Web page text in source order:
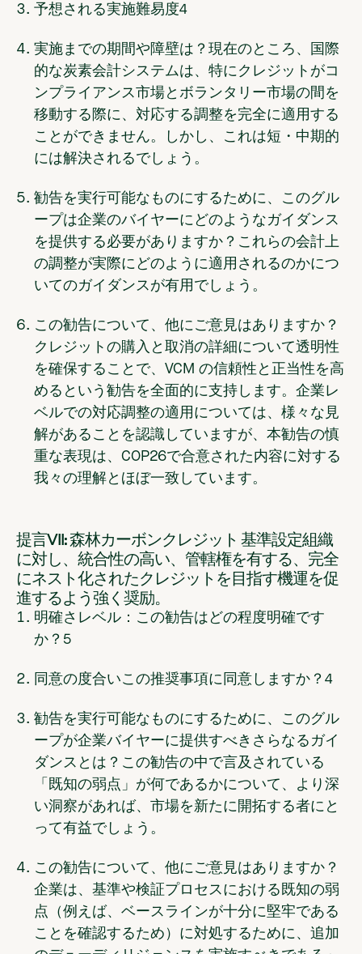
予想される実施難易度4
実施までの期間や障壁は ？現在のところ、国際
的な炭素会計システムは、特にクレジットがコ
ンプライアンス市場とボランタリー市場の間を
移動する際に、対応する調整を完全に適用する
ことができません。しかし、これは短・中期的
には解決されるでしょう。
勧告を実行可能なものにするために、このグル
ープは企業のバイヤーにどのようなガイダンス
を提供する必要がありますか？ これらの会計上
の調整が実際にどのように適用されるのかにつ
いてのガイダンスが有用でしょう。
この勧告について、他にご意見はありますか？
クレジットの購入と取消の詳細について透明性
を確保することで、VCM の信頼性と正当性を高
めるという勧告を全面的に支持します。企業レ
ベルでの対応調整の適用については、様々な見
解があることを認識していますが、本勧告の慎
重な表現は、COP26で合意された内容に対する
我々の理解とほぼ一致しています。
提言VII: 森林カーボンクレジット 基準設定組織
に対し、統合性の高い、管轄権を有する、完全
にネスト化されたクレジットを目指す機運を促
進するよう強く奨励。
明確さレベル：この勧告はどの程度明確です
か？ 5
同意の度合いこの推奨事項に同意しますか？4
勧告を実行可能なものにするために、このグル
ープが企業バイヤーに提供すべきさらなるガイ
ダンスとは？ この勧告の中で言及されている
「既知の弱点」が何であるかについて、より深
い洞察があれば、市場を新たに開拓する者にと
って有益でしょう。
この勧告について、他にご意見はありますか？
企業は、基準や検証プロセスにおける既知の弱
点（例えば、ベースラインが十分に堅牢である
ことを確認するため）に対処するために、追加